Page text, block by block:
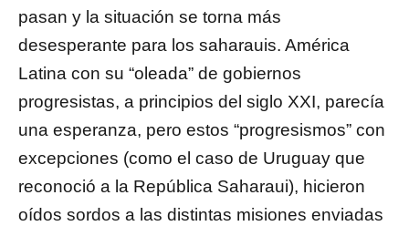
pasan y la situación se torna más
desesperante para los saharauis. América
Latina con su “oleada” de gobiernos
progresistas, a principios del siglo XXI, parecía
una esperanza, pero estos “progresismos” con
excepciones (como el caso de Uruguay que
reconoció a la República Saharaui), hicieron
oídos sordos a las distintas misiones enviadas